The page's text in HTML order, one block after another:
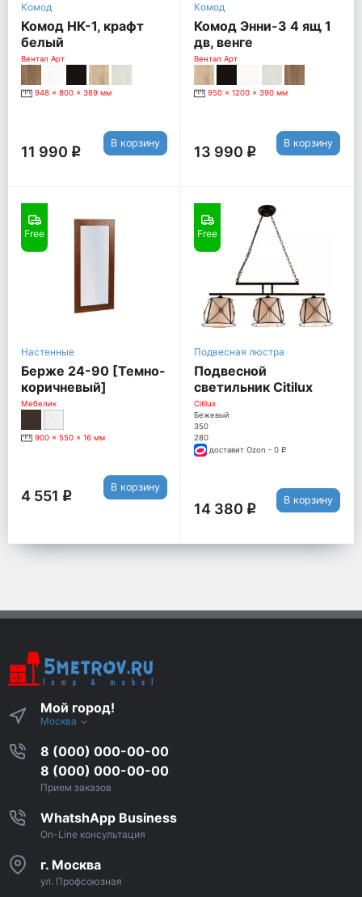
Комод
Комод НК-1, крафт
белый
Вентал Арт
948 x 800 x 389 мм
11 990 q
В корзину
Комод
Комод Энни-3 4 ящ 1
дв, венге
Вентал Арт
950 x 1200 x 390 мм
13 990 q
В корзину
Free
Настенные
Берже 24-90 [Темно-
коричневый]
Мебелик
900 x 550 x 16 мм
4 551 q
В корзину
Free
Подвесная люстра
Подвесной
светильник Citilux
Дрезден CL409233
Citilux
Бежевый
350
280
доставит Ozon - 0 q
14 380 q
В корзину
Мой город!
Москва
8 (000) 000-00-00
8 (000) 000-00-00
Прием заказов
WhatshApp Business
On-Line консультация
г. Москва
ул. Профсоюзная